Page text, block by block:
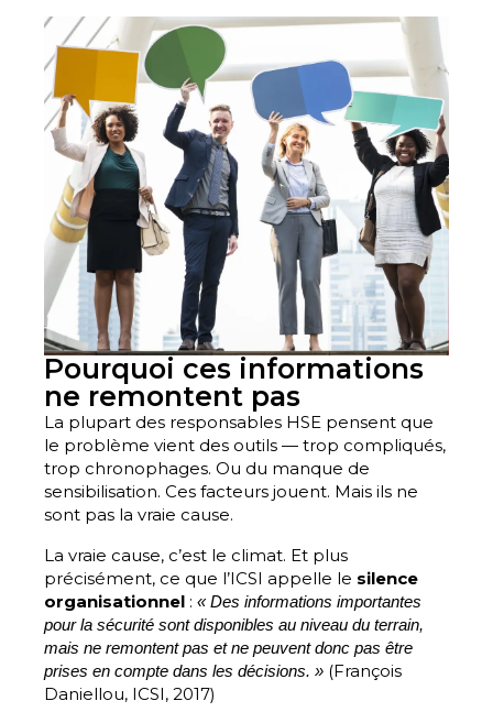
Pourquoi ces informations
ne remontent pas
La plupart des responsables HSE pensent que
le problème vient des outils — trop compliqués,
trop chronophages. Ou du manque de
sensibilisation. Ces facteurs jouent. Mais ils ne
sont pas la vraie cause.
La vraie cause, c’est le climat. Et plus
précisément, ce que l’ICSI appelle le silence
organisationnel : « Des informations importantes
pour la sécurité sont disponibles au niveau du terrain,
mais ne remontent pas et ne peuvent donc pas être
prises en compte dans les décisions. » (François
Daniellou, ICSI, 2017)